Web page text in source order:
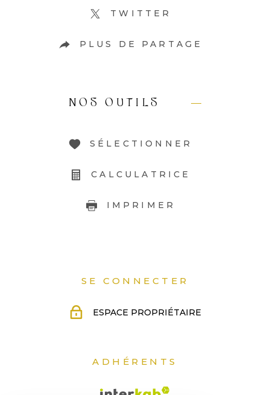
TWITTER
PLUS DE PARTAGE
NOS OUTILS
SÉLECTIONNER
CALCULATRICE
IMPRIMER
SE CONNECTER
ESPACE PROPRIÉTAIRE
ADHÉRENTS